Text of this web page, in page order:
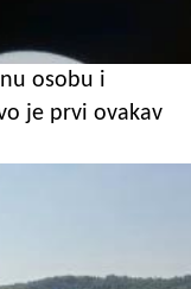
osobu i
je prvi ovakav